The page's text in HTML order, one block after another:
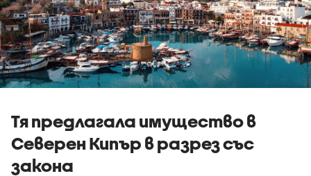
Тя предлагала имущество в
Северен Кипър в разрез със
закона